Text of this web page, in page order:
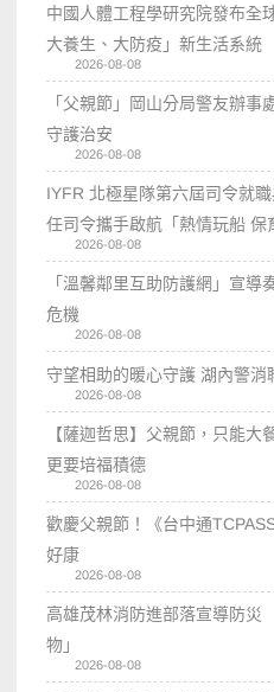
中國人體工程學研究院發布全
大養生、大防疫」新生活系統
2026-08-08
「父親節」岡山分局警友辦事
守護治安
2026-08-08
IYFR 北極星隊第六屆司令就
任司令攜手啟航「熱情玩船
2026-08-08
「溫馨鄰里互助防護網」宣
危機
2026-08-08
守望相助的暖心守護 湖內警
2026-08-08
【薩迦哲思】父親節，只能大
更要培福積德
2026-08-08
歡慶父親節！《台中通
好康
2026-08-08
高雄茂林消防進部落宣導防
物」
2026-08-08